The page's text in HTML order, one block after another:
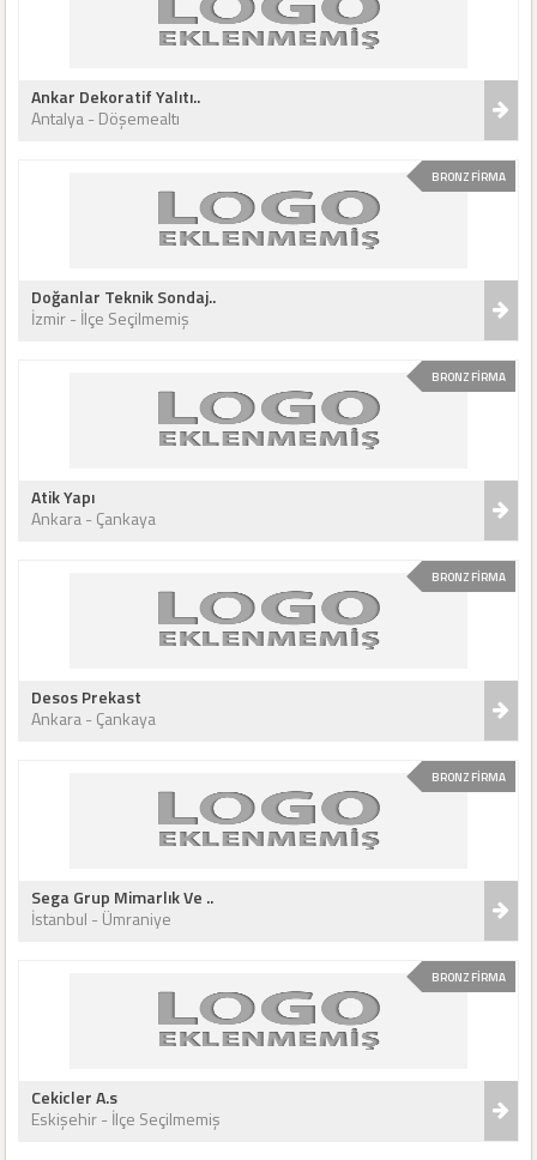
Ankar Dekoratif Yalıtı..
Antalya - Döşemealtı
BRONZ FİRMA
Doğanlar Teknik Sondaj..
İzmir - İlçe Seçilmemiş
BRONZ FİRMA
Atik Yapı
Ankara - Çankaya
BRONZ FİRMA
Desos Prekast
Ankara - Çankaya
BRONZ FİRMA
Sega Grup Mimarlık Ve ..
İstanbul - Ümraniye
BRONZ FİRMA
Cekicler A.s
Eskişehir - İlçe Seçilmemiş